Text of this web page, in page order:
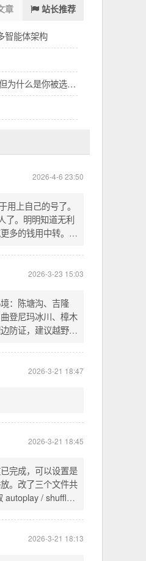
章 站长推荐
个十万的工程
夜的琐碎一天
板一路响回电城
十六万二千八提了特斯拉，又看上东园公馆
2026-4-6 23:50
用上自己的号了。
。明明知道无利
多的钱用中转。链
转换才能用
设定好了后直接任
，值得纪念。
2026-3-23 15:03
：陈塘沟、吉隆
登尼玛冰川、樟木
防证，建议越野
沿途风景绝美。
2026-3-21 18:45
完成，可以设置是
。改了三个文件共